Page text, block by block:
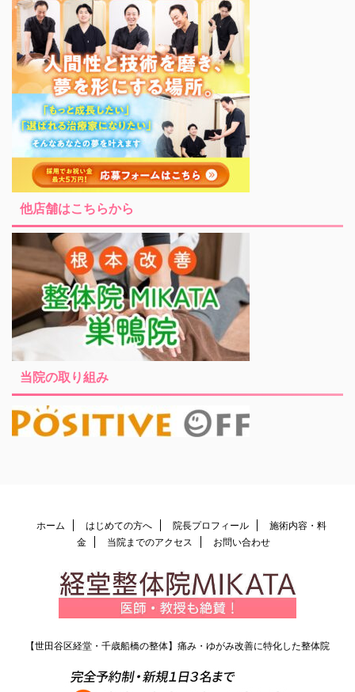
他店舗はこちらから
当院の取り組み
ホーム はじめての方へ 院長プロフィール
施術内容・料
金
当院までのアクセス お問い合わせ
【世田谷区経堂・千歳船橋の整体】痛み・ゆがみ改善に特化した整体院